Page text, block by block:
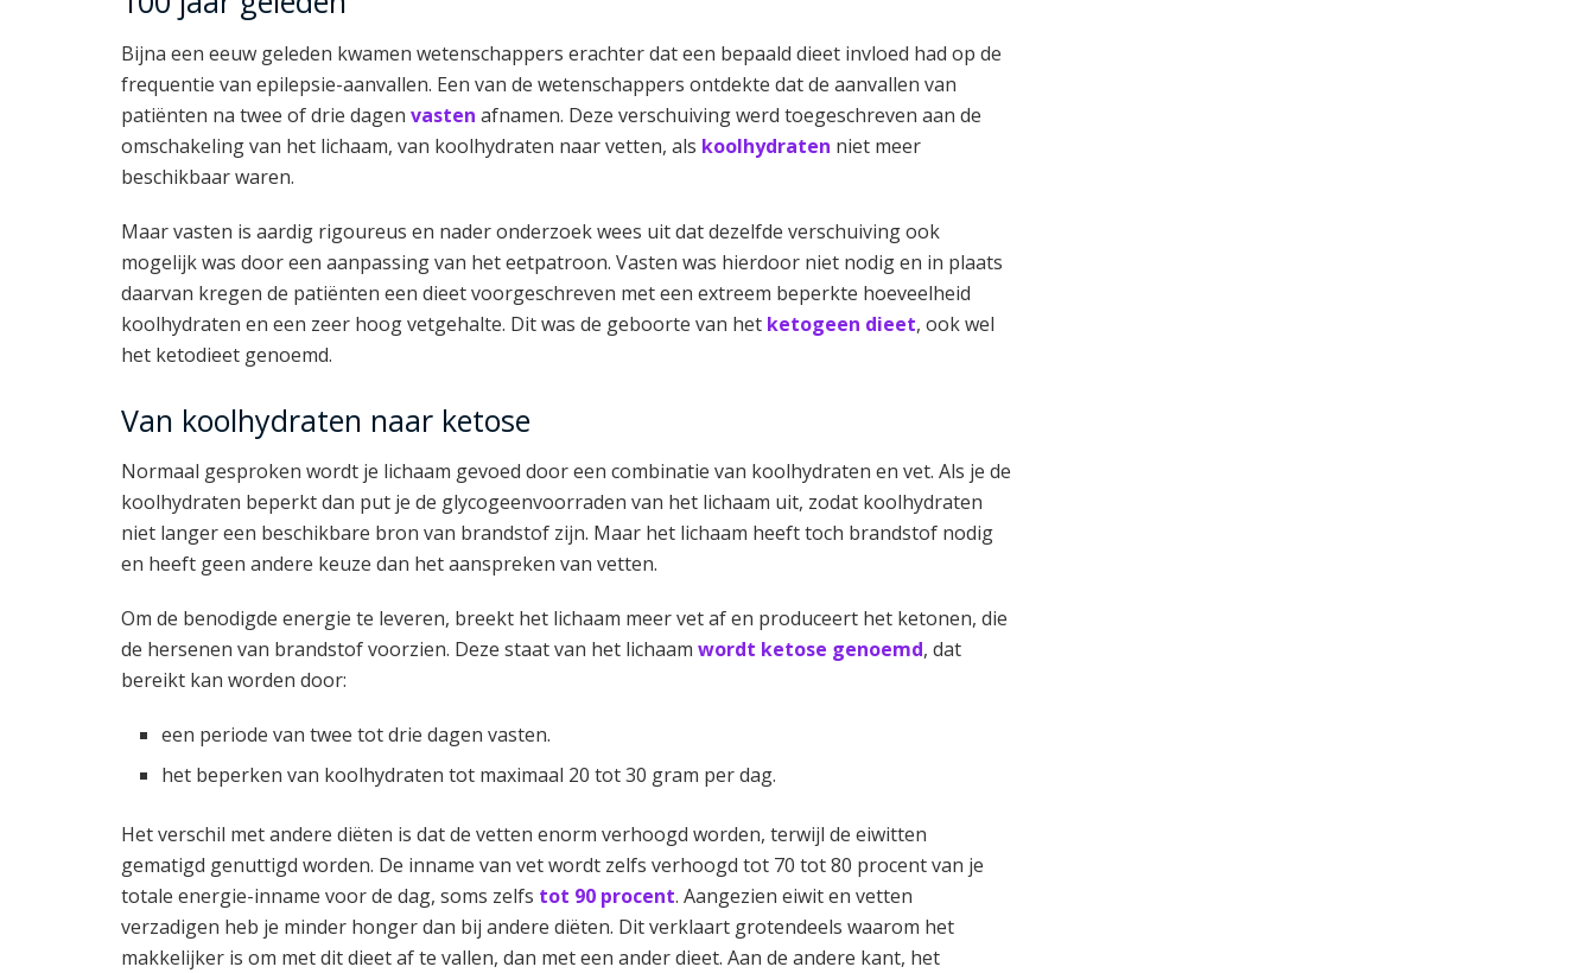
Bijna een eeuw geleden kwamen wetenschappers erachter dat een bepaald dieet invloed had op de
frequentie van epilepsie-aanvallen. Een van de wetenschappers ontdekte dat de aanvallen van
patiënten na twee of drie dagen vasten afnamen. Deze verschuiving werd toegeschreven aan de
omschakeling van het lichaam, van koolhydraten naar vetten, als koolhydraten niet meer
beschikbaar waren.
Maar vasten is aardig rigoureus en nader onderzoek wees uit dat dezelfde verschuiving ook
mogelijk was door een aanpassing van het eetpatroon. Vasten was hierdoor niet nodig en in plaats
daarvan kregen de patiënten een dieet voorgeschreven met een extreem beperkte hoeveelheid
koolhydraten en een zeer hoog vetgehalte. Dit was de geboorte van het ketogeen dieet, ook wel
het ketodieet genoemd.
Van koolhydraten naar ketose
Normaal gesproken wordt je lichaam gevoed door een combinatie van koolhydraten en vet. Als je de
koolhydraten beperkt dan put je de glycogeenvoorraden van het lichaam uit, zodat koolhydraten
niet langer een beschikbare bron van brandstof zijn. Maar het lichaam heeft toch brandstof nodig
en heeft geen andere keuze dan het aanspreken van vetten.
Om de benodigde energie te leveren, breekt het lichaam meer vet af en produceert het ketonen, die
de hersenen van brandstof voorzien. Deze staat van het lichaam wordt ketose genoemd, dat
bereikt kan worden door:
een periode van twee tot drie dagen vasten.
het beperken van koolhydraten tot maximaal 20 tot 30 gram per dag.
Het verschil met andere diëten is dat de vetten enorm verhoogd worden, terwijl de eiwitten
gematigd genuttigd worden. De inname van vet wordt zelfs verhoogd tot 70 tot 80 procent van je
totale energie-inname voor de dag, soms zelfs tot 90 procent. Aangezien eiwit en vetten
verzadigen heb je minder honger dan bij andere diëten. Dit verklaart grotendeels waarom het
makkelijker is om met dit dieet af te vallen, dan met een ander dieet. Aan de andere kant, het